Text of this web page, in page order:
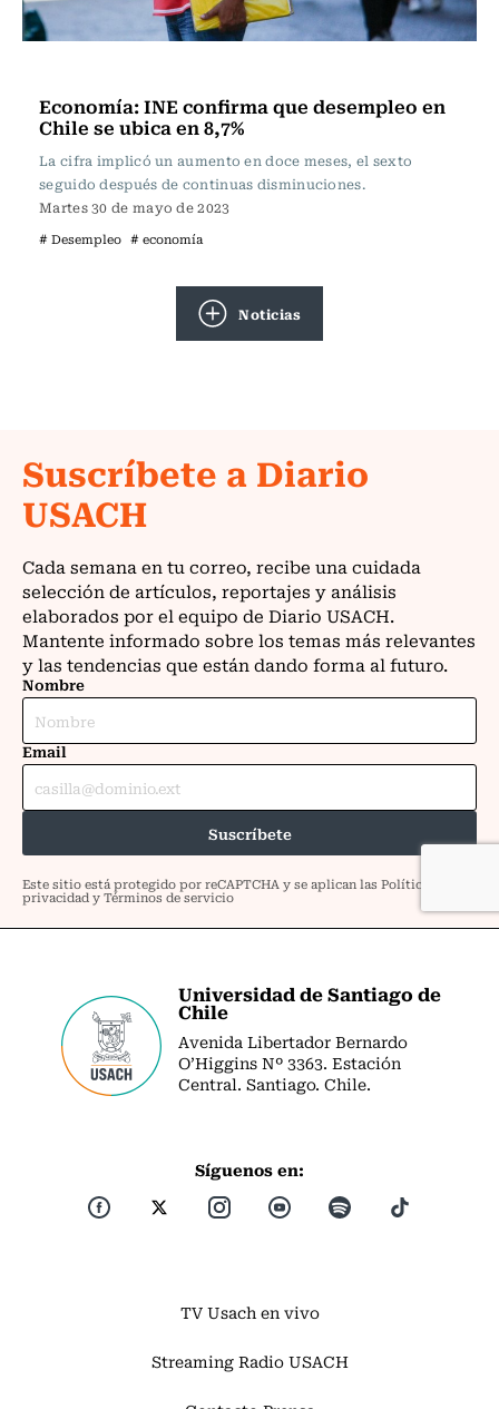
Economía: INE confirma que desempleo en
Chile se ubica en 8,7%
La cifra implicó un aumento en doce meses, el sexto
seguido después de continuas disminuciones.
Martes 30 de mayo de 2023
# Desempleo # economía
Noticias
Universidad de Santiago de
Chile
Avenida Libertador Bernardo
O’Higgins Nº 3363. Estación
Central. Santiago. Chile.
Síguenos en:
TV Usach en vivo
Streaming Radio USACH